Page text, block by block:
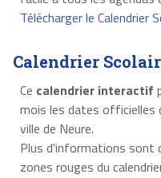
Télécharger le Calendrier
Calendrier
Ce calendrier interactif
mois les dates officielles
ville de Neure.
Plus d'informations sont
zones rouges du